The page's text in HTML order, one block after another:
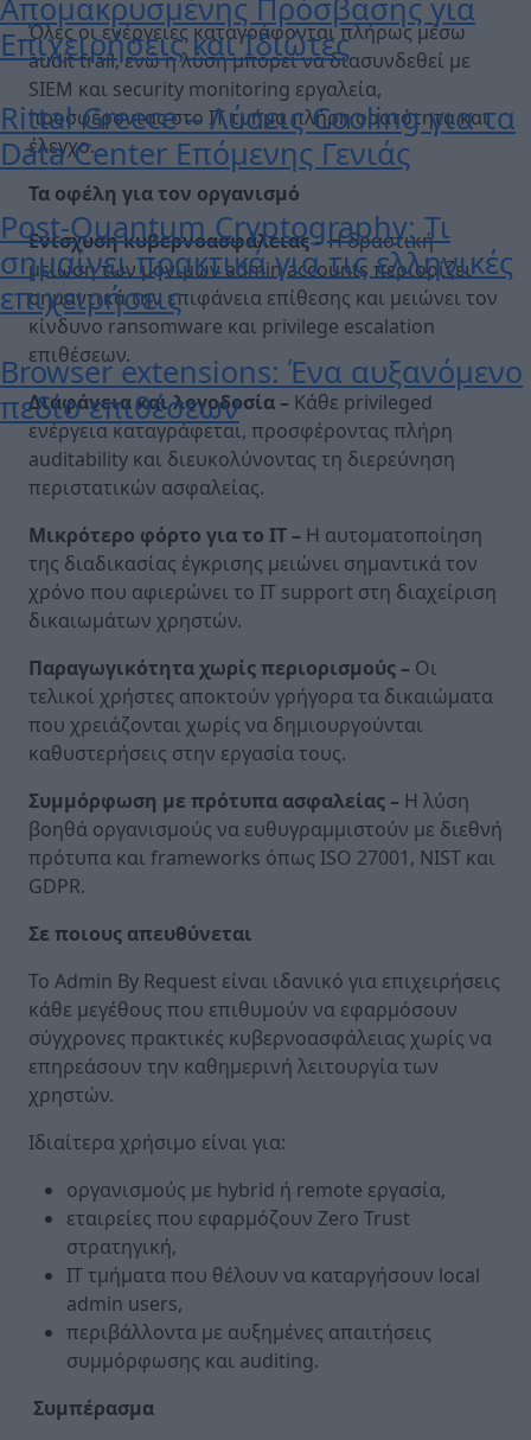
Επιχειρήσεις και Ιδιώτες
Rittal Greece – Λύσεις Cooling για τα
Data Center Επόμενης Γενιάς
Post-Quantum Cryptography: Τι
σημαίνει πρακτικά για τις ελληνικές
επιχειρήσεις
Browser extensions: Ένα αυξανόμενο
πεδίο επιθέσεων
Όλες οι ενέργειες καταγράφονται πλήρως μέσω
audit trail, ενώ η λύση μπορεί να διασυνδεθεί με
SIEM και security monitoring εργαλεία,
προσφέροντας στο IT τμήμα πλήρη ορατότητα και
έλεγχο.
Τα οφέλη για τον οργανισμό
Ενίσχυση κυβερνοασφάλειας –Η δραστική
μείωση των μόνιμων admin accounts περιορίζει
σημαντικά την επιφάνεια επίθεσης και μειώνει τον
κίνδυνο ransomware και privilege escalation
επιθέσεων.
Διαφάνεια και λογοδοσία – Κάθε privileged
ενέργεια καταγράφεται, προσφέροντας πλήρη
auditability και διευκολύνοντας τη διερεύνηση
περιστατικών ασφαλείας.
Μικρότερο φόρτο για το IT – Η αυτοματοποίηση
της διαδικασίας έγκρισης μειώνει σημαντικά τον
χρόνο που αφιερώνει το IT support στη διαχείριση
δικαιωμάτων χρηστών.
Παραγωγικότητα χωρίς περιορισμούς – Οι
τελικοί χρήστες αποκτούν γρήγορα τα δικαιώματα
που χρειάζονται χωρίς να δημιουργούνται
καθυστερήσεις στην εργασία τους.
Συμμόρφωση με πρότυπα ασφαλείας – Η λύση
βοηθά οργανισμούς να ευθυγραμμιστούν με διεθνή
πρότυπα και frameworks όπως ISO 27001, NIST και
GDPR.
Σε ποιους απευθύνεται
Το Admin By Request είναι ιδανικό για επιχειρήσεις
κάθε μεγέθους που επιθυμούν να εφαρμόσουν
σύγχρονες πρακτικές κυβερνοασφάλειας χωρίς να
επηρεάσουν την καθημερινή λειτουργία των
χρηστών.
Ιδιαίτερα χρήσιμο είναι για:
οργανισμούς με hybrid ή remote εργασία,
εταιρείες που εφαρμόζουν Zero Trust
στρατηγική,
IT τμήματα που θέλουν να καταργήσουν local
admin users,
περιβάλλοντα με αυξημένες απαιτήσεις
συμμόρφωσης και auditing.
Συμπέρασμα